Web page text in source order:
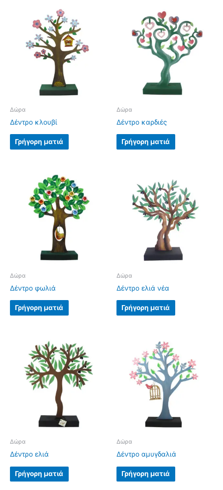
Δώρα
Δέντρο κλουβί
Γρήγορη ματιά
Δώρα
Δέντρο καρδιές
Γρήγορη ματιά
Δώρα
Δέντρο φωλιά
Γρήγορη ματιά
Δώρα
Δέντρο ελιά νέα
Γρήγορη ματιά
Δώρα
Δέντρο ελιά
Γρήγορη ματιά
Δώρα
Δέντρο αμυγδαλιά
Γρήγορη ματιά